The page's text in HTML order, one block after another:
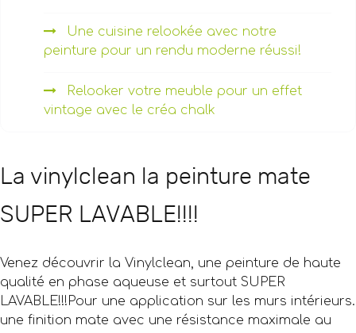
Une cuisine relookée avec notre
peinture pour un rendu moderne réussi!
Relooker votre meuble pour un effet
vintage avec le créa chalk
La vinylclean la peinture mate
SUPER LAVABLE!!!!
Venez découvrir la Vinylclean, une peinture de haute
qualité en phase aqueuse et surtout SUPER
LAVABLE!!!Pour une application sur les murs intérieurs.
une finition mate avec une résistance maximale au